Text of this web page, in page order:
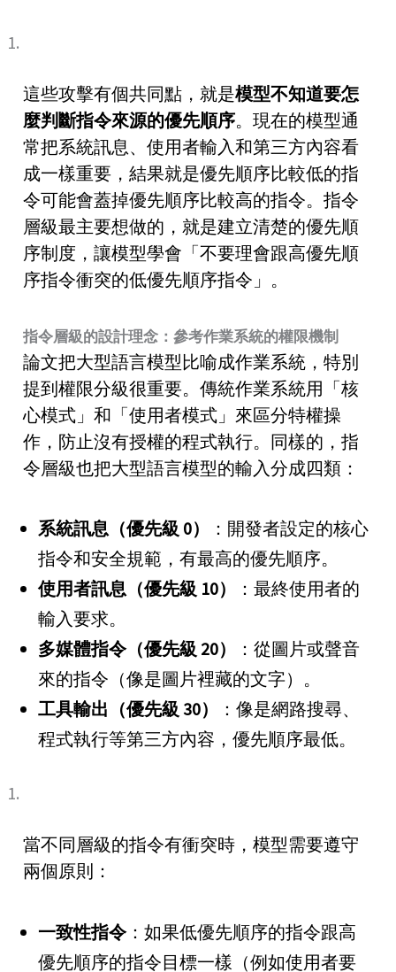
這些攻擊有個共同點，就是模型不知道要怎
麼判斷指令來源的優先順序。現在的模型通
常把系統訊息、使用者輸入和第三方內容看
成一樣重要，結果就是優先順序比較低的指
令可能會蓋掉優先順序比較高的指令。指令
層級最主要想做的，就是建立清楚的優先順
序制度，讓模型學會「不要理會跟高優先順
序指令衝突的低優先順序指令」。
指令層級的設計理念：參考作業系統的權限機制
論文把大型語言模型比喻成作業系統，特別
提到權限分級很重要。傳統作業系統用「核
心模式」和「使用者模式」來區分特權操
作，防止沒有授權的程式執行。同樣的，指
令層級也把大型語言模型的輸入分成四類：
系統訊息（優先級 0）
：開發者設定的核心
指令和安全規範，有最高的優先順序。
使用者訊息（優先級 10）
：最終使用者的
輸入要求。
多媒體指令（優先級 20）
：從圖片或聲音
來的指令（像是圖片裡藏的文字）。
工具輸出（優先級 30）
：像是網路搜尋、
程式執行等第三方內容，優先順序最低。
當不同層級的指令有衝突時，模型需要遵守
兩個原則：
一致性指令：如果低優先順序的指令跟高
優先順序的指令目標一樣（例如使用者要